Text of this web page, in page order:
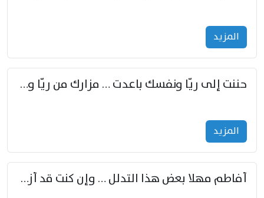
المزید
حننت إلى ريّا ونفسك باعدت … مزارك من ريّا وشعباكما معا
المزید
أفاطم مهلا بعض هذا التدلل … وإن كنت قد أزمعت صرمي فأجملي